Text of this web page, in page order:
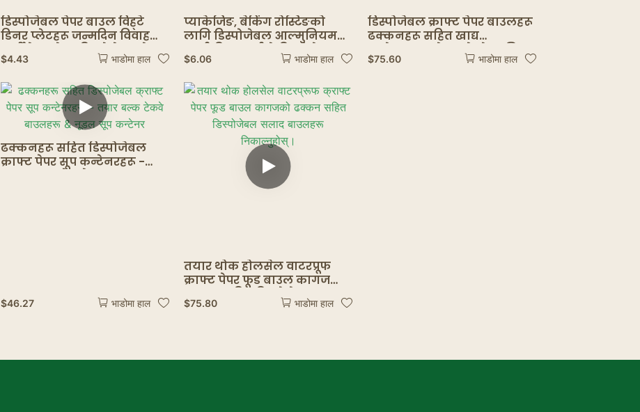
डिस्पोजेबल पेपर बाउल विह्टे
डिनर प्लेटहरू जन्मदिन विवाह
पार्टी टेबलवेयर डिस्पोजेबल पेपर
ट्रे सेतो पेपर बाउल
$4.43 भाडोमा हाल
प्याकेजिङ, बेकिंग रोस्टिङको
लागि डिस्पोजेबल आल्मुनियम
पन्नी टिन पन्नी ट्रे डिस्पोजेबल
खाना कन्टेनर आल्मुनियम पन्नी
$6.06 भाडोमा हाल
डिस्पोजेबल क्राफ्ट पेपर बाउलहरू
ढक्कनहरू सहित खाद्य
कन्टेनरहरू - टेकअवेको लागि
500ml देखि 1000ml आयताकार
$75.60 भाडोमा हाल
ढक्कनहरू सहित डिस्पोजेबल
क्राफ्ट पेपर सूप कन्टेनरहरू -
$46.27 भाडोमा हाल
तयार थोक होलसेल वाटरप्रूफ
क्राफ्ट पेपर फूड बाउल कागजको
ढक्कन सहित डिस्पोजेबल सलाद
बाउलहरू निकाल्नुहोस्।
$75.80 भाडोमा हाल